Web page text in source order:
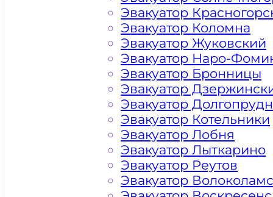
Цена от 4500 рублей
Эвакуатор
Эвакуатор Коломна
Эвакуатор Жуковский
Эвакуатор Наро-
Эвакуатор Бронницы
Эвакуатор
Эвакуатор
Эвакуатор Котельники
Эвакуатор Лобня
Эвакуатор Лыткарино
Эвакуатор Реутов
Эвакуатор